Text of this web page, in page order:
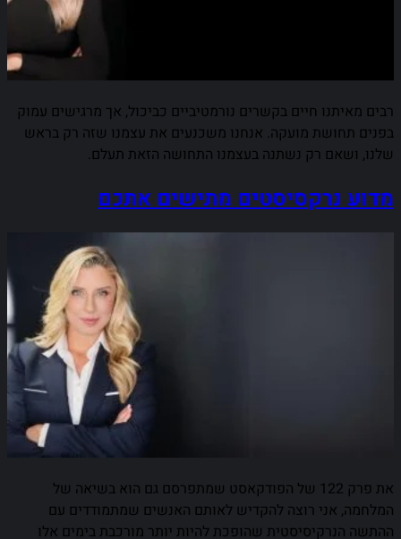
רבים מאיתנו חיים בקשרים נורמטיביים כביכול, אך מרגישים עמוק
בפנים תחושת מועקה. אנחנו משכנעים את עצמנו שזה רק בראש
שלנו, ושאם רק נשתנה בעצמנו התחושה הזאת תעלם.
מדוע נרקסיסטים מתישים אתכם
את פרק 122 של הפודקאסט שמתפרסם גם הוא בשיאה של
המלחמה, אני רוצה להקדיש לאותם האנשים שמתמודדים עם
ההתשה הנרקיסיסטית שהופכת להיות יותר מורכבת בימים אלו